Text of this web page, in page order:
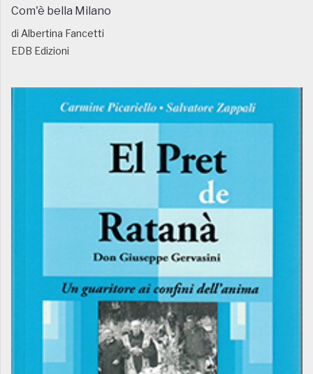
Com'è bella Milano
di Albertina Fancetti
EDB Edizioni